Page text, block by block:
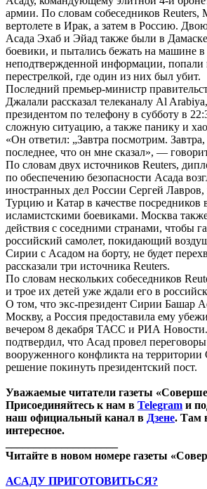
армии. По словам собеседников Reuters,
вертолете в Ирак, а затем в Россию.
Асада Эхаб и Эйад также были в
боевики, и пытались бежать на машине
неподтвержденной информации, попали
перестрелкой, где один из них был убит.
Последний премьер-министр
Джалали рассказал телеканалу Al
президентом по телефону в субботу в
сложную ситуацию, а также панику и
«Он ответил: „Завтра посмотрим.
последнее, что он мне сказал», —
По словам двух источников Reuters,
по обеспечению безопасности Асада
иностранных дел России Сергей
Турцию и Катар в качестве посредников
исламистскими боевиками. Москва
действия с соседними странами, чтобы
российский самолет, покидающий
Сирии с Асадом на борту, не будет
рассказали три источника Reuters.
По словам нескольких собеседников
и трое их детей уже ждали его в
О том, что экс-президент Сирии Башар
Москву, а Россия предоставила ему
вечером 8 декабря ТАСС и РИА
подтвердил, что Асад провел
вооруженного конфликта на
решение покинуть президентский пост.
Уважаемые читатели газеты
Присоединяйтесь к нам в Telegram и
наш официальный канал в Дзене. Там
интересное.
Читайте в новом номере газеты
АСАДУ ПРИГОТОВИТЬСЯ?